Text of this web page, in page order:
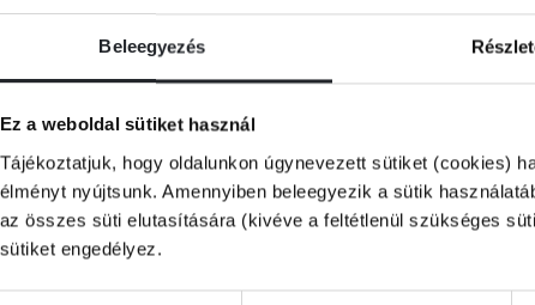
Beleegyezés
Ez a weboldal sütiket használ
Tájékoztatjuk, hogy oldalunkon úgynevezett sütiket (cookies)
élményt nyújtsunk. Amennyiben beleegyezik a sütik
az összes süti elutasítására (kivéve a feltétlenül szükséges
sütiket engedélyez.